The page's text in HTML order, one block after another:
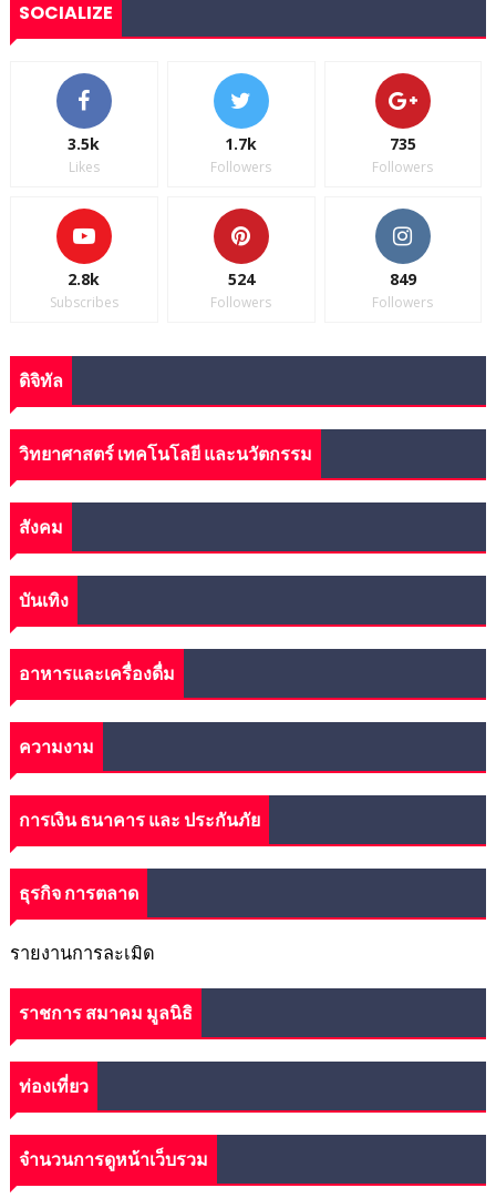
SOCIALIZE
3.5k
Likes
1.7k
Followers
735
Followers
2.8k
Subscribes
524
Followers
849
Followers
ดิจิทัล
วิทยาศาสตร์ เทคโนโลยี และนวัตกรรม
สังคม
บันเทิง
อาหารและเครื่องดื่ม
ความงาม
การเงิน ธนาคาร และ ประกันภัย
ธุรกิจ การตลาด
รายงานการละเมิด
ราชการ สมาคม มูลนิธิ
ท่องเที่ยว
จำนวนการดูหน้าเว็บรวม